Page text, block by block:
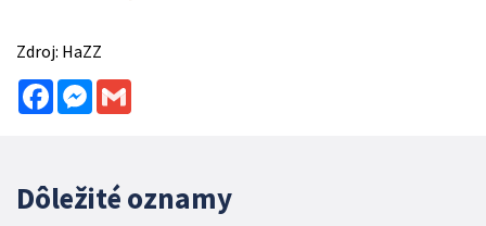
Zdroj: HaZZ
FacebookMessenger
Dôležité oznamy